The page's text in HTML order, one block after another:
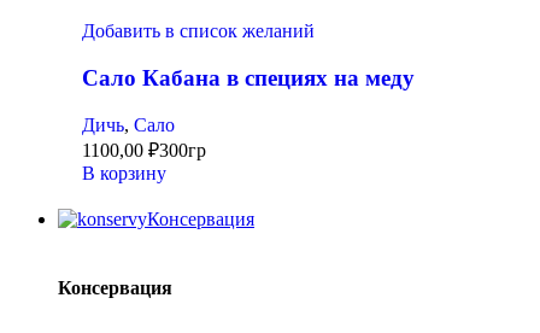
Добавить в список желаний
Сало Кабана в специях на меду
Дичь, Сало
1100,00 ₽300гр
В корзину
Консервация
Консервация